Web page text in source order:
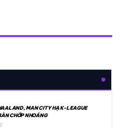
MAN CITY HẠ K-LEAGUE
CHỚP NHOÁNG